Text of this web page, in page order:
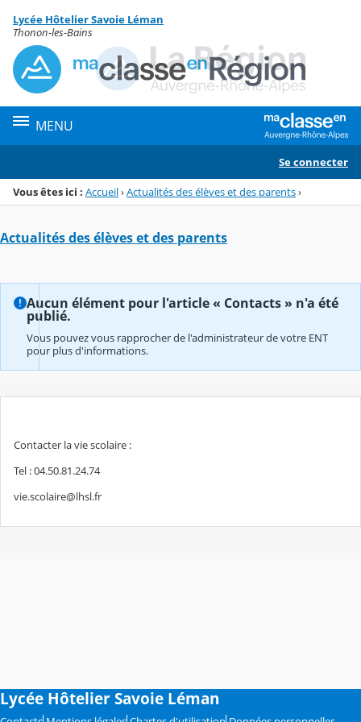
Menu de la rubrique
Contenu
Lycée Hôtelier Savoie Léman
Thonon-les-Bains
MENU
Se connecter
Vous êtes ici : Accueil›Actualités des élèves et des parents›
Actualités des élèves et des parents
Aucun élément pour l'article « Contacts » n'a été
publié.
Vous pouvez vous rapprocher de l'administrateur de votre ENT
pour plus d'informations.
Contacter la vie scolaire :
Tel : 04.50.81.24.74
vie.scolaire@lhsl.fr
Lycée Hôtelier Savoie Léman